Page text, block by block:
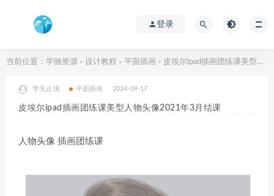
登录
当前位置： 学驰资源 > 设计教程 > 平面插画 > 皮埃尔ipad插画团练课美型人物头像2021年3月结课
学无止境 平面插画 2024-09-17
皮埃尔ipad插画团练课美型人物头像2021年3月结课
人物头像 插画团练课